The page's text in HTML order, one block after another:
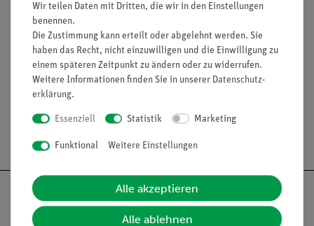
Lieferumfang
Media / Downloads
Wir teilen Daten mit Dritten, die wir in den Einstellungen
benennen.
Die Zustimmung kann erteilt oder abgelehnt werden. Sie
haben das Recht, nicht einzuwilligen und die Einwilligung zu
einem späteren Zeitpunkt zu ändern oder zu widerrufen.
Weitere Informationen finden Sie in unserer Daten­schutz­
erklärung.
Essenziell Statistik Marketing
Funktional Weitere Einstellungen
Alle akzeptieren
Alle ablehnen